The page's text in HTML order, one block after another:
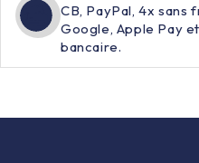
CB, PayPal, 4x sans
Google, Apple Pay
bancaire.